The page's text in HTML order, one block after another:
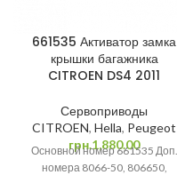
661535 Активатор замка
крышки багажника
CITROEN DS4 2011
Сервоприводы
CITROEN, Hella, Peugeot
грн.1,880.00
Основной номер 661535 Доп.
номера 8066-50, 806650,